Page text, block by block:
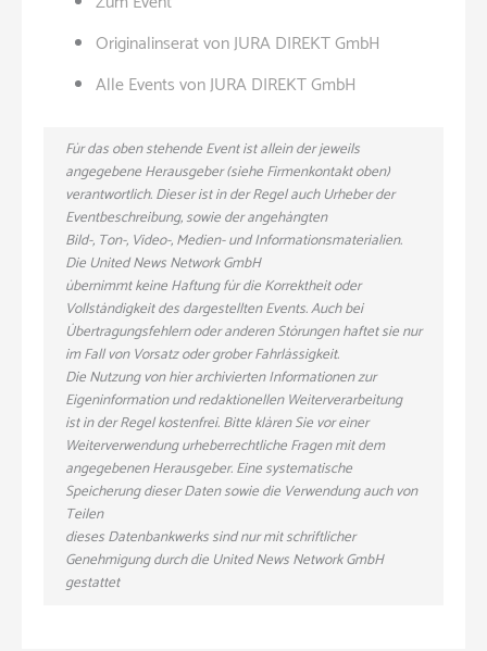
Originalinserat von JURA DIREKT GmbH
Alle Events von JURA DIREKT GmbH
Für das oben stehende Event ist allein der jeweils
angegebene Herausgeber (siehe Firmenkontakt oben)
verantwortlich. Dieser ist in der Regel auch Urheber der
Eventbeschreibung, sowie der angehängten
Bild-, Ton-, Video-, Medien- und Informationsmaterialien.
Die United News Network GmbH
übernimmt keine Haftung für die Korrektheit oder
Vollständigkeit des dargestellten Events. Auch bei
Übertragungsfehlern oder anderen Störungen haftet sie nur
im Fall von Vorsatz oder grober Fahrlässigkeit.
Die Nutzung von hier archivierten Informationen zur
Eigeninformation und redaktionellen Weiterverarbeitung
ist in der Regel kostenfrei. Bitte klären Sie vor einer
Weiterverwendung urheberrechtliche Fragen mit dem
angegebenen Herausgeber. Eine systematische
Speicherung dieser Daten sowie die Verwendung auch von
Teilen
dieses Datenbankwerks sind nur mit schriftlicher
Genehmigung durch die United News Network GmbH
gestattet